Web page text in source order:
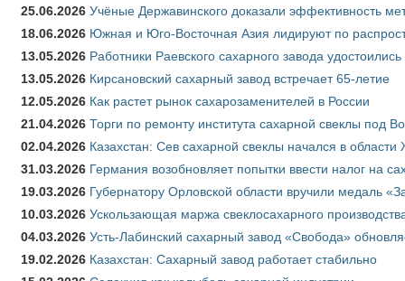
25.06.2026 Учёные Державинского доказали эффективность
18.06.2026 Южная и Юго-Восточная Азия лидируют по
13.05.2026 Работники Раевского сахарного завода удостоились
13.05.2026 Кирсановский сахарный завод встречает 65-летие
12.05.2026 Как растет рынок сахарозаменителей в России
21.04.2026 Торги по ремонту института сахарной свеклы под
02.04.2026 Казахстан: Сев сахарной свеклы начался в области
31.03.2026 Германия возобновляет попытки ввести налог на
19.03.2026 Губернатору Орловской области вручили медаль
10.03.2026 Ускользающая маржа свеклосахарного
04.03.2026 Усть-Лабинский сахарный завод «Свобода»
19.02.2026 Казахстан: Сахарный завод работает стабильно